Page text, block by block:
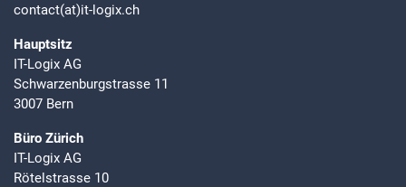
contact(at)it-logix.ch
Hauptsitz
IT-Logix AG
Schwarzenburgstrasse 11
3007 Bern
Büro Zürich
IT-Logix AG
Rötelstrasse 10
EXTERNE MEDIEN
Um Inhalte von Videoplattformen und Social Media
Plattformen anzeigen zu können, werden von diesen
YouTube